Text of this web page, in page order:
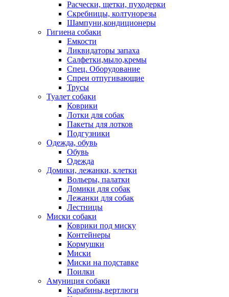
Расчески, щетки, пуходерки
Скребницы, колтунорезы
Шампуни,кондиционеры
Гигиена собаки
Емкости
Ликвидаторы запаха
Салфетки,мыло,кремы
Спец. Оборудование
Спреи отпугивающие
Трусы
Туалет собаки
Коврики
Лотки для собак
Пакеты для лотков
Подгузники
Одежда, обувь
Обувь
Одежда
Домики, лежанки, клетки
Вольеры, палатки
Домики для собак
Лежанки для собак
Лестницы
Миски собаки
Коврики под миску
Контейнеры
Кормушки
Миски
Миски на подставке
Поилки
Амуниция собаки
Карабины,вертлюги